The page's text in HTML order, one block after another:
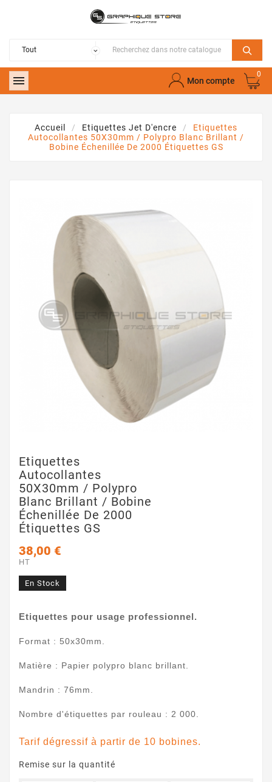
 Mon compte
0
Accueil Etiquettes Jet D'encre
Etiquettes
Autocollantes 50X30mm / Polypro Blanc Brillant /
Bobine Échenillée De 2000 Étiquettes GS
Etiquettes
Autocollantes
50X30mm / Polypro
Blanc Brillant / Bobine
Échenillée De 2000
Étiquettes GS
38,00 €
HT
En Stock
Etiquettes pour usage professionnel.
Format : 50x30mm.
Matière : Papier polypro blanc brillant.
Mandrin : 76mm.
Nombre d'étiquettes par rouleau : 2 000.
Tarif dégressif à partir de 10 bobines.
Remise sur la quantité